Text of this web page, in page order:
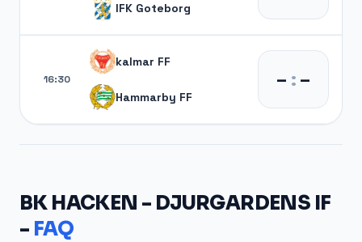
IFK Goteborg
16:30
kalmar FF
Hammarby FF
– :–
BK HACKEN - DJURGARDENS IF
- FAQ